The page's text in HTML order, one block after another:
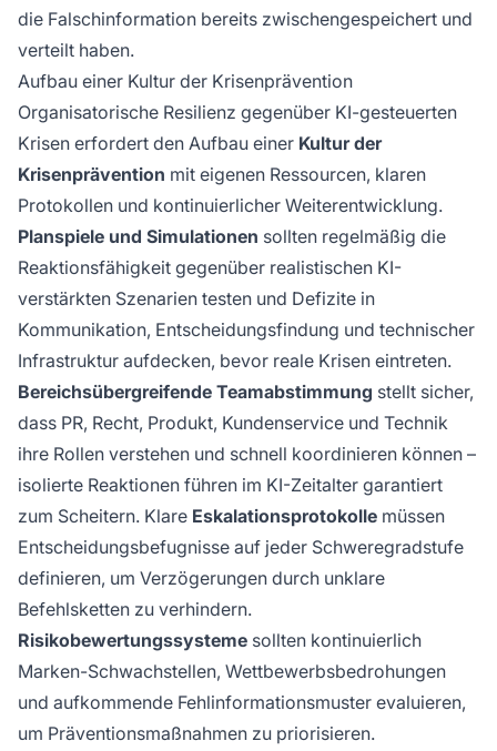
die Falschinforma­tion bereits zwischengespeichert und
verteilt haben.
Aufbau einer Kultur der Krisenprävention
Organisatorische Resilienz gegenüber KI-gesteuerten
Krisen erfordert den Aufbau einer Kultur der
Krisenprävention mit eigenen Ressourcen, klaren
Protokollen und kontinuierlicher Weiterentwicklung.
Planspiele und Simulationen sollten regelmäßig die
Reaktionsfähigkeit gegenüber realistischen KI-
verstärkten Szenarien testen und Defizite in
Kommunikation, Entscheidungsfindung und technischer
Infrastruktur aufdecken, bevor reale Krisen eintreten.
Bereichsübergreifende Teamabstimmung stellt sicher,
dass PR, Recht, Produkt, Kundenservice und Technik
ihre Rollen verstehen und schnell koordinieren können –
isolierte Reaktionen führen im KI-Zeitalter garantiert
zum Scheitern. Klare Eskalationsprotokolle müssen
Entscheidungsbefugnisse auf jeder Schweregradstufe
definieren, um Verzögerungen durch unklare
Befehlsketten zu verhindern.
Risikobewertungssysteme sollten kontinuierlich
Marken-Schwachstellen, Wettbewerbsbedrohungen
und aufkommende Fehlinformationsmuster evaluieren,
um Präventionsmaßnahmen zu priorisieren.